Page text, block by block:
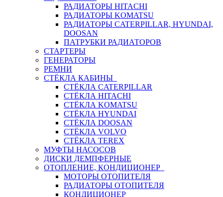
РАДИАТОРЫ HITACHI
РАДИАТОРЫ KOMATSU
РАДИАТОРЫ CATERPILLAR, HYUNDAI,
DOOSAN
ПАТРУБКИ РАДИАТОРОВ
СТАРТЕРЫ
ГЕНЕРАТОРЫ
РЕМНИ
СТЁКЛА КАБИНЫ
СТЁКЛА CATERPILLAR
СТЁКЛА HITACHI
СТЁКЛА KOMATSU
СТЁКЛА HYUNDAI
СТЁКЛА DOOSAN
СТЁКЛА VOLVO
СТЁКЛА TEREX
МУФТЫ НАСОСОВ
ДИСКИ ДЕМПФЕРНЫЕ
ОТОПЛЕНИЕ, КОНДИЦИОНЕР
МОТОРЫ ОТОПИТЕЛЯ
РАДИАТОРЫ ОТОПИТЕЛЯ
КОНДИЦИОНЕР